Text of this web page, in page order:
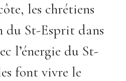
les chrétiens
St-Esprit dans
l’énergie du St-
font vivre le